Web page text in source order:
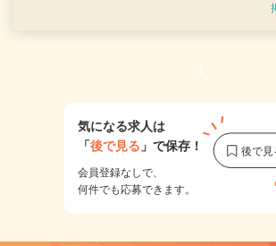
1
気になる求人は
「後で見る 」で保存！
会員登録なしで、
何件でも応募できます。